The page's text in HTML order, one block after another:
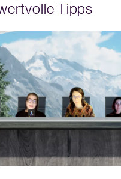
Tipps